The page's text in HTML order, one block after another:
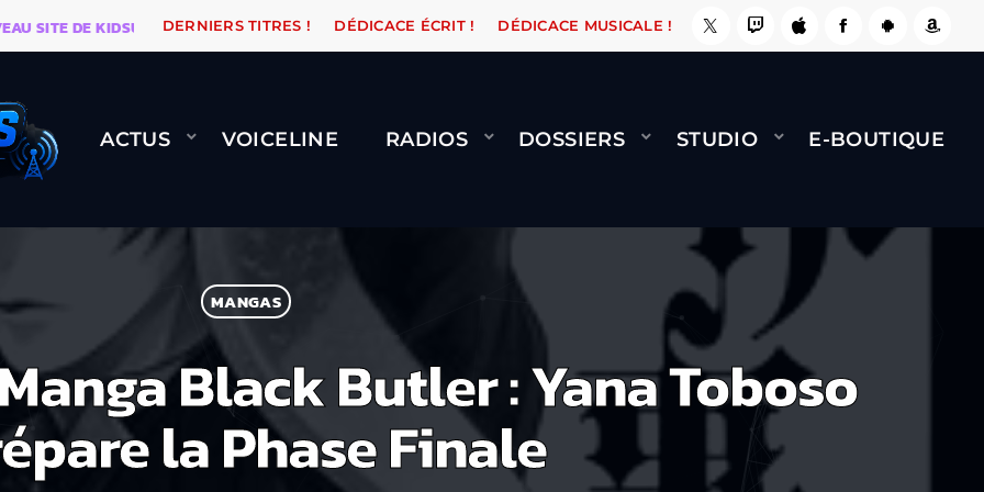
DE KIDSUNE WARÉTRO ORANGE ROAD QUI PASSE, ÇA LE FAIT ! NAMI BERNARD MINET -
DERNIERS TITRES ! DÉDICACE ÉCRIT ! DÉDICACE MUSICALE !
ACTUS VOICELINE RADIOS DOSSIERS STUDIO E-BOUTIQUE
MANGAS
Black Butler : Yana Toboso
la Phase Finale